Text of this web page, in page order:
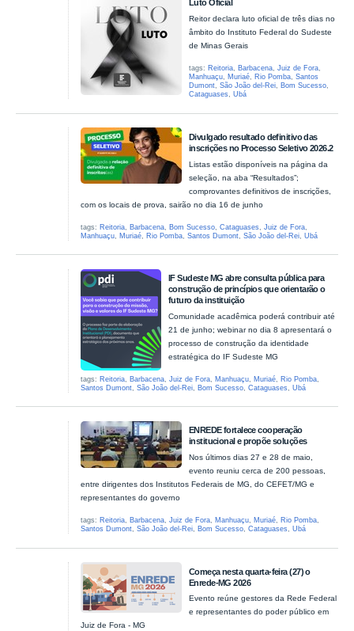
Luto Oficial
Reitor declara luto oficial de três dias no
âmbito do Instituto Federal do Sudeste
de Minas Gerais
tags: Reitoria, Barbacena, Juiz de Fora,
Manhuaçu, Muriaé, Rio Pomba, Santos
Dumont, São João del-Rei, Bom Sucesso,
Cataguases, Ubá
Divulgado resultado definitivo das
inscrições no Processo Seletivo 2026.2
Listas estão disponíveis na página da
seleção, na aba “Resultados”;
comprovantes definitivos de inscrições,
com os locais de prova, sairão no dia 16 de junho
tags: Reitoria Barbacena Bom Sucesso ,Cataguases ,Juiz de Fora
Manhuaçu
Muriaé Rio Pomba ,Santos Dumont ,São João del-Rei ,Ubá
IF Sudeste MG abre consulta pública para
construção de princípios que orientarão o
futuro da instituição
Comunidade acadêmica poderá contribuir até
21 de junho; webinar no dia 8 apresentará o
processo de construção da identidade
estratégica do IF Sudeste MG
tags: Reitoria Barbacena ,Juiz de Fora Manhuaçu Muriaé Rio Pomba
Santos Dumont ,São João del-Rei Bom Sucesso ,Cataguases ,Ubá
ENREDE fortalece cooperação
institucional e propõe soluções
Nos últimos dias 27 e 28 de maio,
evento reuniu cerca de 200 pessoas,
entre dirigentes dos Institutos Federais de MG, do CEFET/MG e
representantes do governo
tags: Reitoria, Barbacena,Juiz de Fora, Manhuaçu, Muriaé, Rio Pomba,
Santos Dumont,São João del-Rei, Bom Sucesso,Cataguases,Ubá
Começa nesta quarta-feira (27) o
Enrede-MG 2026
Evento reúne gestores da Rede Federal
e representantes do poder público em
Juiz de Fora - MG